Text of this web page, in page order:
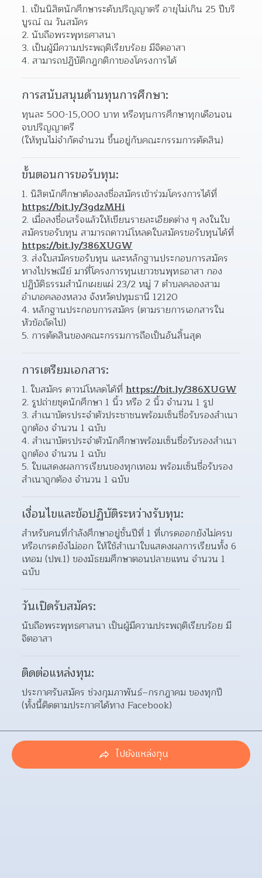
1. เป็นนิสิตนักศึกษาระดับปริญญาตรี อายุไม่เกิน 25 ปีบริ
บูรณ์ ณ วันสมัคร
2. นับถือพระพุทธศาสนา
3. เป็นผู้มีความประพฤติเรียบร้อย มีจิตอาสา
4. สามารถปฏิบัติกฎกติกาของโครงการได้
การสนับสนุนด้านทุนการศึกษา:
ทุนละ 500-15,000 บาท หรือทุนการศึกษาทุกเดือนจน
จบปริญญาตรี
(ให้ทุนไม่จำกัดจำนวน ขึ้นอยู่กับคณะกรรมการตัดสิน)
ขั้นตอนการขอรับทุน:
https://bit.ly/3gdzMHi
2. เมื่อลงชื่อเสร็จแล้วให้เขียนรายละเอียดต่าง ๆ ลงในใบ
https://bit.ly/386XUGW
3. ส่งใบสมัครขอรับทุน และหลักฐานประกอบการสมัคร
ทางไปรษณีย์ มาที่โครงการทุนเยาวชนพุทธอาสา กอง
ปฏิบัติธรรมสำนักเผยแผ่ 23/2 หมู่ 7 ตำบลคลองสาม
อำเภอคลองหลวง จังหวัดปทุมธานี 12120
4. หลักฐานประกอบการสมัคร (ตามรายการเอกสารใน
หัวข้อถัดไป)
5. การตัดสินของคณะกรรมการถือเป็นอันสิ้นสุด
การเตรียมเอกสาร:
1. ใบสมัคร ดาวน์โหลดได้ที่ https://bit.ly/386XUGW
2. รูปถ่ายชุดนักศึกษา 1 นิ้ว หรือ 2 นิ้ว จำนวน 1 รูป
3. สำเนาบัตรประจำตัวประชาชนพร้อมเซ็นชื่อรับรองสำเนา
ถูกต้อง จำนวน 1 ฉบับ
4. สำเนาบัตรประจำตัวนักศึกษาพร้อมเซ็นชื่อรับรองสำเนา
ถูกต้อง จำนวน 1 ฉบับ
5. ใบแสดงผลการเรียนของทุกเทอม พร้อมเซ็นชื่อรับรอง
สำเนาถูกต้อง จำนวน 1 ฉบับ
เงื่อนไขและข้อปฏิบัติระหว่างรับทุน:
สำหรับคนที่กำลังศึกษาอยู่ชั้นปีที่ 1 ที่เกรดออกยังไม่ครบ
หรือเกรดยังไม่ออก ให้ใช้สำเนาใบแสดงผลการเรียนทั้ง 6
เทอม (ปพ.1) ของมัธยมศึกษาตอนปลายแทน จำนวน 1
ฉบับ
วันเปิดรับสมัคร:
นับถือพระพุทธศาสนา เป็นผู้มีความประพฤติเรียบร้อย มี
จิตอาสา
ติดต่อแหล่งทุน:
ประกาศรับสมัคร ช่วงกุมภาพันธ์–กรกฎาคม ของทุกปี
(ทั้งนี้ติดตามประกาศได้ทาง Facebook)
ไปยังแหล่งทุน